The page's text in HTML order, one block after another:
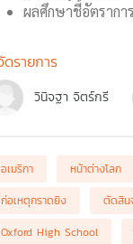
ผลศึกษาชี้อัตราก
รายการ
วินิจฐา จิตร์กรี
อเมริกา หน้าต่างโลก
ก่อเหตุกราดยิง
ตัดสิน
Oxford High School